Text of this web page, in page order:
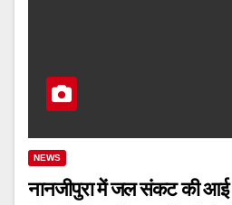
NEWS
नानजीपुरा में जल संकट की